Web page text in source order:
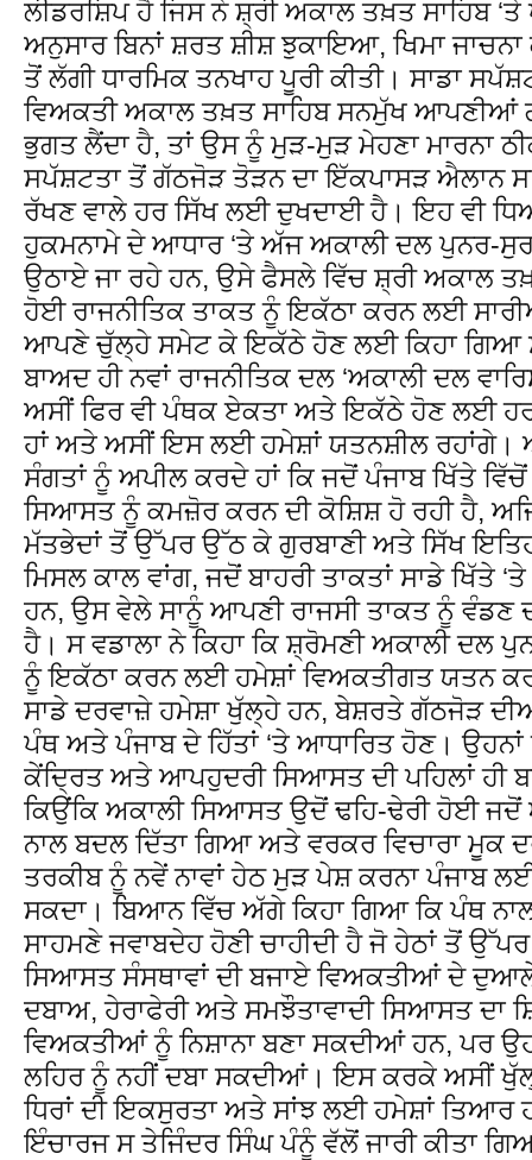
ਲੀਡਰਸ਼ਿਪ ਹੈ ਜਿਸ ਨੇ ਸ਼੍ਰੀ ਅਕਾਲ ਤਖ਼ਤ ਸਾਹਿਬ
ਅਨੁਸਾਰ ਬਿਨਾਂ ਸ਼ਰਤ ਸ਼ੀਸ਼ ਝੁਕਾਇਆ, ਖਿਮਾ
ਤੋਂ ਲੱਗੀ ਧਾਰਮਿਕ ਤਨਖਾਹ ਪੂਰੀ ਕੀਤੀ। ਸਾਡਾ
ਵਿਅਕਤੀ ਅਕਾਲ ਤਖ਼ਤ ਸਾਹਿਬ ਸਨਮੁੱਖ ਆਪਣੀਆਂ
ਭੁਗਤ ਲੈਂਦਾ ਹੈ, ਤਾਂ ਉਸ ਨੂੰ ਮੁੜ-ਮੁੜ ਮੇਹਣਾ ਮਾਰਨਾ
ਸਪੱਸ਼ਟਤਾ ਤੋਂ ਗੱਠਜੋੜ ਤੋੜਨ ਦਾ ਇੱਕਪਾਸੜ ਐਲਾਨ
ਰੱਖਣ ਵਾਲੇ ਹਰ ਸਿੱਖ ਲਈ ਦੁਖਦਾਈ ਹੈ। ਇਹ ਵੀ
ਹੁਕਮਨਾਮੇ ਦੇ ਆਧਾਰ ‘ਤੇ ਅੱਜ ਅਕਾਲੀ ਦਲ ਪੁਨਰ-
ਉਠਾਏ ਜਾ ਰਹੇ ਹਨ, ਉਸੇ ਫੈਸਲੇ ਵਿੱਚ ਸ਼੍ਰੀ ਅਕਾਲ
ਹੋਈ ਰਾਜਨੀਤਿਕ ਤਾਕਤ ਨੂੰ ਇਕੱਠਾ ਕਰਨ ਲਈ
ਆਪਣੇ ਚੁੱਲ੍ਹੇ ਸਮੇਟ ਕੇ ਇਕੱਠੇ ਹੋਣ ਲਈ ਕਿਹਾ ਗਿਆ
ਬਾਅਦ ਹੀ ਨਵਾਂ ਰਾਜਨੀਤਿਕ ਦਲ ‘ਅਕਾਲੀ ਦਲ
ਅਸੀਂ ਫਿਰ ਵੀ ਪੰਥਕ ਏਕਤਾ ਅਤੇ ਇਕੱਠੇ ਹੋਣ ਲਈ ਹਰ
ਹਾਂ ਅਤੇ ਅਸੀਂ ਇਸ ਲਈ ਹਮੇਸ਼ਾਂ ਯਤਨਸ਼ੀਲ ਰਹਾਂਗੇ।
ਸੰਗਤਾਂ ਨੂੰ ਅਪੀਲ ਕਰਦੇ ਹਾਂ ਕਿ ਜਦੋਂ ਪੰਜਾਬ ਖਿੱਤੇ
ਸਿਆਸਤ ਨੂੰ ਕਮਜ਼ੋਰ ਕਰਨ ਦੀ ਕੋਸ਼ਿਸ਼ ਹੋ ਰਹੀ ਹੈ,
ਮੱਤਭੇਦਾਂ ਤੋਂ ਉੱਪਰ ਉੱਠ ਕੇ ਗੁਰਬਾਣੀ ਅਤੇ ਸਿੱਖ
ਮਿਸਲ ਕਾਲ ਵਾਂਗ, ਜਦੋਂ ਬਾਹਰੀ ਤਾਕਤਾਂ ਸਾਡੇ ਖਿੱਤੇ
ਹਨ, ਉਸ ਵੇਲੇ ਸਾਨੂੰ ਆਪਣੀ ਰਾਜਸੀ ਤਾਕਤ ਨੂੰ ਵੰਡਣ
ਹੈ। ਸ ਵਡਾਲਾ ਨੇ ਕਿਹਾ ਕਿ ਸ਼੍ਰੋਮਣੀ ਅਕਾਲੀ ਦਲ
ਨੂੰ ਇਕੱਠਾ ਕਰਨ ਲਈ ਹਮੇਸ਼ਾਂ ਵਿਅਕਤੀਗਤ ਯਤਨ
ਸਾਡੇ ਦਰਵਾਜ਼ੇ ਹਮੇਸ਼ਾ ਖੁੱਲ੍ਹੇ ਹਨ, ਬੇਸ਼ਰਤੇ ਗੱਠਜੋੜ ਦੀਆਂ
ਪੰਥ ਅਤੇ ਪੰਜਾਬ ਦੇ ਹਿੱਤਾਂ ‘ਤੇ ਆਧਾਰਿਤ ਹੋਣ। ਉਹਨਾਂ
ਕੇਂਦ੍ਰਿਤ ਅਤੇ ਆਪਹੁਦਰੀ ਸਿਆਸਤ ਦੀ ਪਹਿਲਾਂ ਹੀ
ਕਿਉਂਕਿ ਅਕਾਲੀ ਸਿਆਸਤ ਉਦੋਂ ਢਹਿ-ਢੇਰੀ ਹੋਈ
ਨਾਲ ਬਦਲ ਦਿੱਤਾ ਗਿਆ ਅਤੇ ਵਰਕਰ ਵਿਚਾਰਾ ਮੂਕ
ਤਰਕੀਬ ਨੂੰ ਨਵੇਂ ਨਾਵਾਂ ਹੇਠ ਮੁੜ ਪੇਸ਼ ਕਰਨਾ ਪੰਜਾਬ
ਸਕਦਾ। ਬਿਆਨ ਵਿੱਚ ਅੱਗੇ ਕਿਹਾ ਗਿਆ ਕਿ ਪੰਥ
ਸਾਹਮਣੇ ਜਵਾਬਦੇਹ ਹੋਣੀ ਚਾਹੀਦੀ ਹੈ ਜੋ ਹੇਠਾਂ ਤੋਂ
ਸਿਆਸਤ ਸੰਸਥਾਵਾਂ ਦੀ ਬਜਾਏ ਵਿਅਕਤੀਆਂ ਦੇ
ਦਬਾਅ, ਹੇਰਾਫੇਰੀ ਅਤੇ ਸਮਝੌਤਾਵਾਦੀ ਸਿਆਸਤ ਦਾ
ਵਿਅਕਤੀਆਂ ਨੂੰ ਨਿਸ਼ਾਨਾ ਬਣਾ ਸਕਦੀਆਂ ਹਨ, ਪਰ
ਲਹਿਰ ਨੂੰ ਨਹੀਂ ਦਬਾ ਸਕਦੀਆਂ। ਇਸ ਕਰਕੇ ਅਸੀਂ
ਧਿਰਾਂ ਦੀ ਇਕਸੁਰਤਾ ਅਤੇ ਸਾਂਝ ਲਈ ਹਮੇਸ਼ਾਂ
ਇੰਚਾਰਜ ਸ ਤੇਜਿੰਦਰ ਸਿੰਘ ਪੰਨੂੰ ਵੱਲੋਂ ਜਾਰੀ ਕੀਤਾ